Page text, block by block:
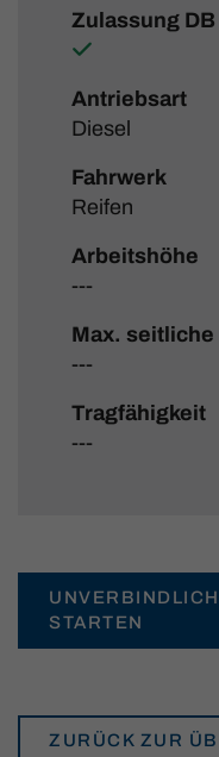
Zulassung DB
Antriebsart
Diesel
Fahrwerk
Reifen
Arbeitshöhe
---
Max.
---
Tragfähigkeit
---
STARTEN
ZURÜCK ZUR